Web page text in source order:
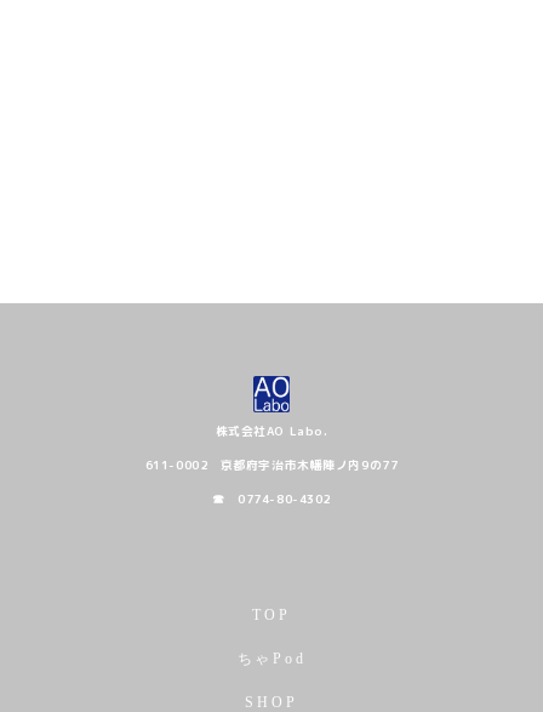
株式会社AO Labo.
611-0002 京都府宇治市木幡陣ノ内9の77
☎ 0774-80-4302
TOP
ちゃPod
SHOP